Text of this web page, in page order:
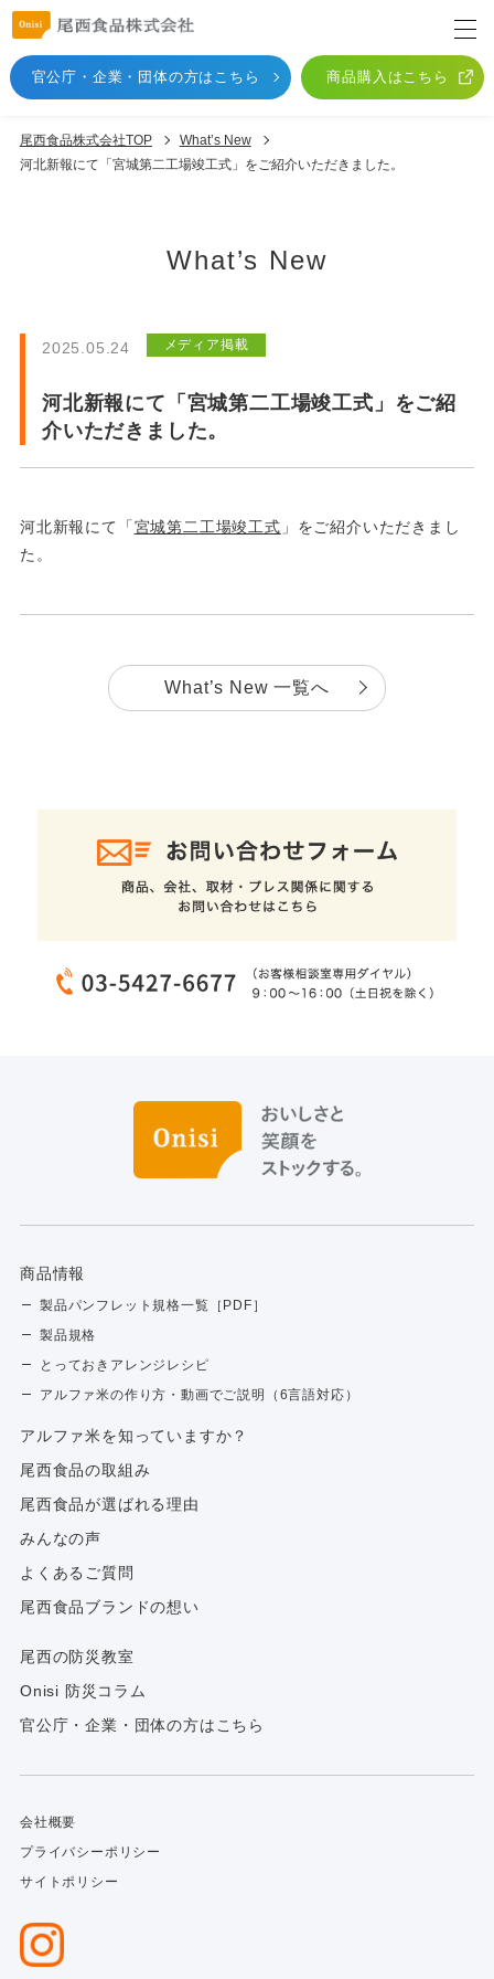
官公庁・企業・団体の方はこちら 商品購入はこちら
尾西食品株式会社TOP
What’s New
河北新報にて「宮城第二工場竣工式」をご紹介いただきました。
What’s New
2025.05.24 メディア掲載
河北新報にて「宮城第二工場竣工式」をご紹
介いただきました。
河北新報にて「宮城第二工場竣工式 」をご紹介いただきまし
た。
What’s New 一覧へ
商品情報
製品パンフレット規格一覧［PDF］
製品規格
とっておきアレンジレシピ
アルファ米の作り方・動画でご説明（6言語対応）
アルファ⽶を知っていますか？
尾西食品の取組み
尾西食品が選ばれる理由
みんなの声
よくあるご質問
尾西食品ブランドの想い
尾西の防災教室
Onisi 防災コラム
官公庁・企業・団体の方はこちら
会社概要
プライバシーポリシー
サイトポリシー